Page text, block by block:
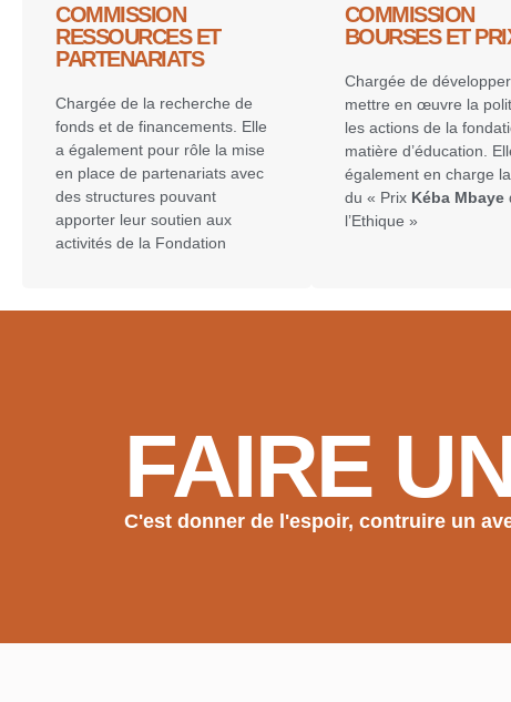
COMMISSION
RESSOURCES ET
PARTENARIATS
Chargée de la recherche de
fonds et de financements. Elle
a également pour rôle la mise
en place de partenariats avec
des structures pouvant
apporter leur soutien aux
activités de la Fondation
COMMISSION
BOURSES ET
Chargée de
mettre en œuvre la
les actions de la
matière d’éducation.
également en charge
du « Prix Kéba Mbaye
l’Ethique »
FAIRE
C'est donner de l'espoir, contruire un